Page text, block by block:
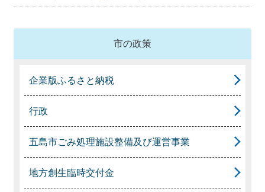
市の政策
企業版ふるさと納税
行政
五島市ごみ処理施設整備及び運営事業
地方創生臨時交付金